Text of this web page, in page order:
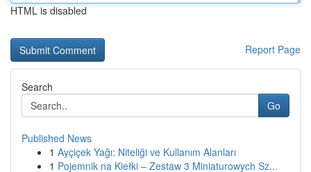
HTML is disabled
Report Page
Search
Go
Published News
1 Ayçiçek Yağı: Niteliği ve Kullanım Alanları
1 Pojemnik na Kiełki – Zestaw 3 Miniaturowych Sz...